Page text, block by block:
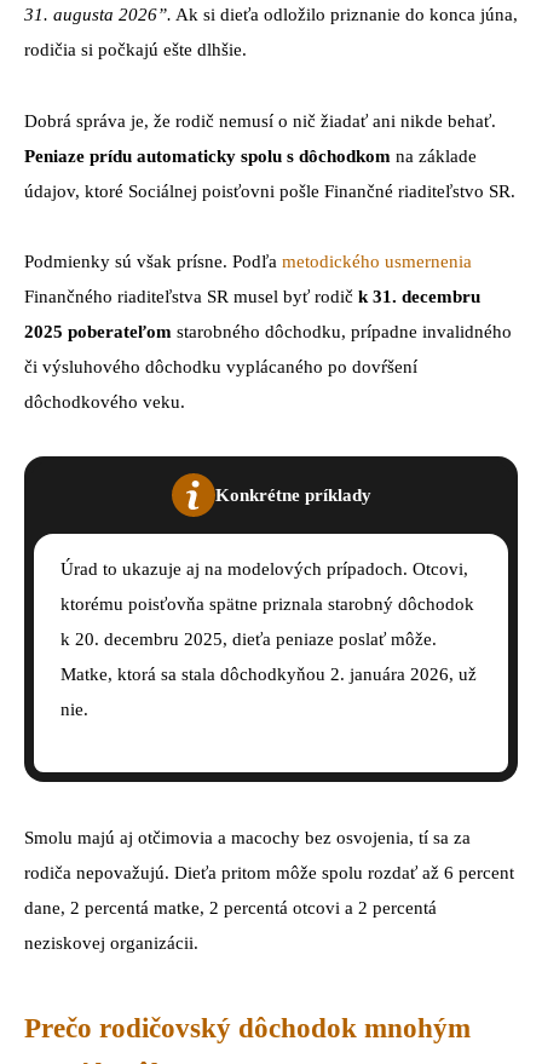
31. augusta 2026”. Ak si dieťa odložilo priznanie do konca júna,
rodičia si počkajú ešte dlhšie.
Dobrá správa je, že rodič nemusí o nič žiadať ani nikde behať.
Peniaze prídu automaticky spolu s dôchodkom na základe
údajov, ktoré Sociálnej poisťovni pošle Finančné riaditeľstvo SR.
Podmienky sú však prísne. Podľa metodického usmernenia
Finančného riaditeľstva SR musel byť rodič k 31. decembru
2025 poberateľom starobného dôchodku, prípadne invalidného
či výsluhového dôchodku vyplácaného po dovŕšení
dôchodkového veku.
Konkrétne príklady
Úrad to ukazuje aj na modelových prípadoch. Otcovi,
ktorému poisťovňa spätne priznala starobný dôchodok
k 20. decembru 2025, dieťa peniaze poslať môže.
Matke, ktorá sa stala dôchodkyňou 2. januára 2026, už
nie.
Smolu majú aj otčimovia a macochy bez osvojenia, tí sa za
rodiča nepovažujú. Dieťa pritom môže spolu rozdať až 6 percent
dane, 2 percentá matke, 2 percentá otcovi a 2 percentá
neziskovej organizácii.
Prečo rodičovský dôchodok mnohým